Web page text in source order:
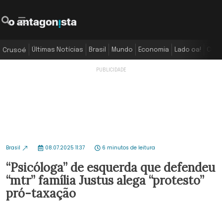
Crusoé Últimas Notícias Brasil Mundo Economia Lado oa!
Brasil 08.07.2025 11:37 6 minutos de leitura
“Psicóloga” de esquerda que defendeu
“mtr” família Justus alega “protesto”
pró-taxação